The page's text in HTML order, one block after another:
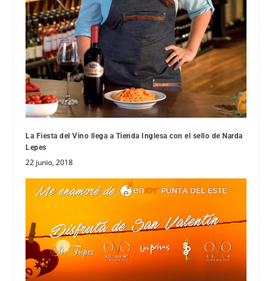
La Fiesta del Vino llega a Tienda Inglesa con el sello de Narda
Lepes
22 junio, 2018